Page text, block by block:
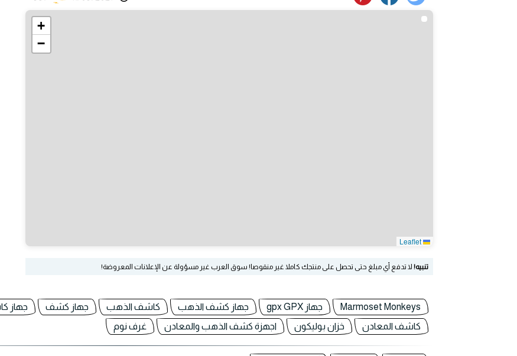
+
−
تنبيه! لا تدفع أي مبلغ حتى تحصل على منتجك كاملا غير منقوصا! سوق العرب غير مسؤولة عن الإعلانات المعروضة!
Marmoset Monkeys جهاز gpx GPX جهاز كشف الذهب كاشف الذهب جهاز كشف جهاز
كاشف المعادن
خزان بوليكون اجهزة كشف الذهب والمعادن غرف نوم